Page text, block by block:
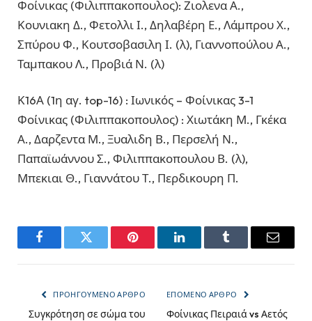
Φοίνικας (Φιλιππακοπουλος): Ζιολενα Α.,
Κουνιακη Δ., Φετολλι Ι., Δηλαβέρη Ε., Λάμπρου Χ.,
Σπύρου Φ., Κουτσοβασιλη Ι. (λ), Γιαννοπούλου Α.,
Ταμπακου Λ., Προβιά Ν. (λ)
Κ16Α (1η αγ. top-16) : Ιωνικός – Φοίνικας 3-1
Φοίνικας (Φιλιππακοπουλος) : Χιωτάκη Μ., Γκέκα
Α., Δαρζεντα Μ., Ξυαλιδη Β., Περσελή Ν.,
Παπαϊωάννου Σ., Φιλιππακοπουλου Β. (λ),
Μπεκιαι Θ., Γιαννάτου Τ., Περδικουρη Π.
FacebookTwitter Pinterest LinkedInTumblr Email
ΠΡΟΗΓΟΎΜΕΝΟ ΆΡΘΡΟ
Συγκρότηση σε σώμα του
ΕΠΌΜΕΝΟ ΆΡΘΡΟ
Φοίνικας Πειραιά vs Αετός